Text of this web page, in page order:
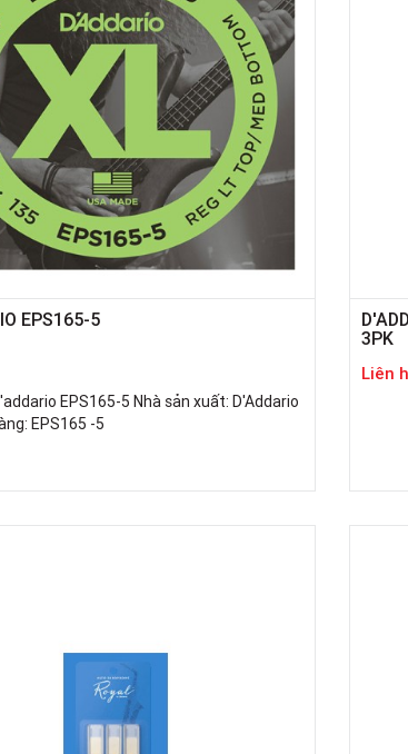
EPS165-5
EPS165-5 Nhà sản xuất: D'Addario
EPS165 -5
3PK
Liên